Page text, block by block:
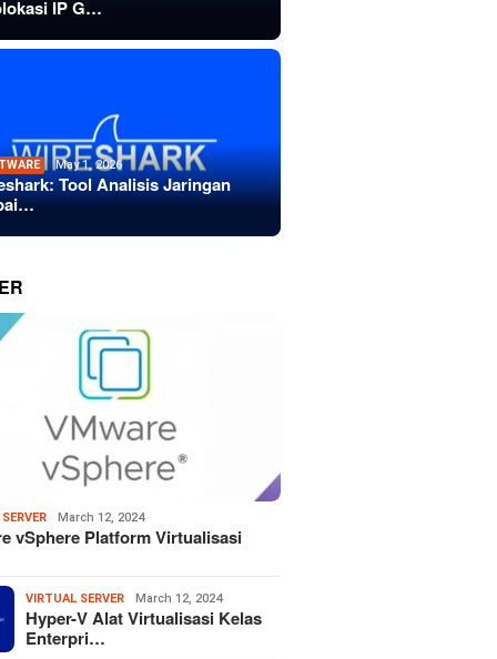
IP G…
May 1, 2026
Tool Analisis Jaringan
March 12, 2024
vSphere Platform Virtualisasi
VIRTUAL SERVER March 12, 2024
Hyper-V Alat Virtualisasi Kelas
Enterpri…